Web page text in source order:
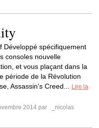
Développé spécifiquement
consoles nouvelle
et vous plaçant dans la
période de la Révolution
Assassin’s Creed...
Lire la
2014 par
_nicolas